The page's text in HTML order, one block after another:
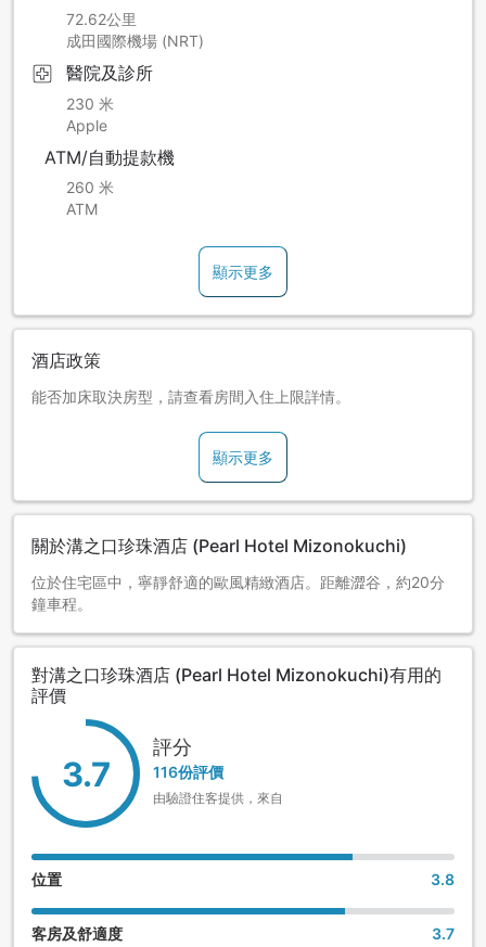
72.62公里
成田國際機場 (NRT)
醫院及診所
230 米
Apple
ATM/自動提款機
260 米
ATM
顯示更多
酒店政策
能否加床取決房型，請查看房間入住上限詳情。
顯示更多
關於溝之口珍珠酒店 (Pearl Hotel Mizonokuchi)
位於住宅區中，寧靜舒適的歐風精緻酒店。距離澀谷，約20分
鐘車程。
對溝之口珍珠酒店 (Pearl Hotel Mizonokuchi)有用的
評價
3.7
評分
116份評價
由驗證住客提供，來自
位置 3.8
客房及舒適度 3.7